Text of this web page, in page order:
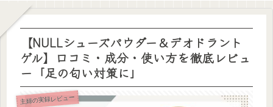
【NULLシューズパウダー＆デオドラント
ゲル】口コミ・成分・使い方を徹底レビュ
ー「足の匂い対策に」
主婦の実録レビュー